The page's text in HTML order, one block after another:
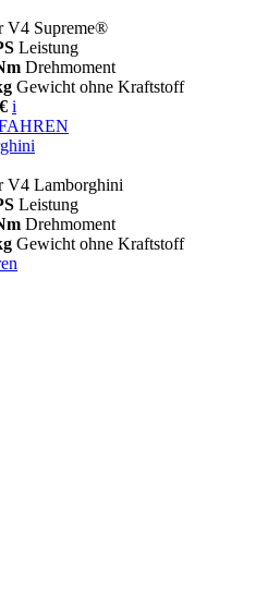
V4 Supreme®
Leistung
Drehmoment
Gewicht ohne Kraftstoff
i
V4 Lamborghini
Leistung
Drehmoment
Gewicht ohne Kraftstoff